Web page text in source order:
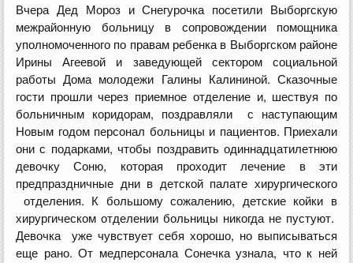
Вчера Дед Мороз и Снегурочка посетили Выборгскую
межрайонную больницу в сопровождении помощника
уполномоченного по правам ребенка в Выборгском районе
Ирины Агеевой и заведующей сектором социальной
работы Дома молодежи Галины Калининой. Сказочные
гости прошли через приемное отделение и, шествуя по
больничным коридорам, поздравляли с наступающим
Новым годом персонал больницы и пациентов. Приехали
они с подарками, чтобы поздравить одиннадцатилетнюю
девочку Соню, которая проходит лечение в эти
предпраздничные дни в детской палате хирургического
отделения. К большому сожалению, детские койки в
хирургическом отделении больницы никогда не пустуют.
Девочка уже чувствует себя хорошо, но выписываться
еще рано. От медперсонала Сонечка узнала, что к ней